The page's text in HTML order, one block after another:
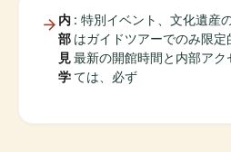
内
部
見
学
: 特別イベント、文化遺産
はガイドツアーでのみ限定
最新の開館時間と内部アク
ては、必ず